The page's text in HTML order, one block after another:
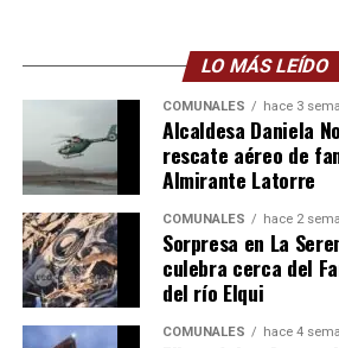
LO MÁS LEÍDO
COMUNALES hace 3
Alcaldesa Daniela
rescate aéreo de
Almirante Latorre
COMUNALES hace 2
Sorpresa en La
culebra cerca del
del río Elqui
COMUNALES hace 4